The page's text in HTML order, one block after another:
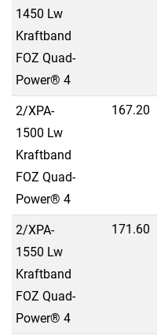
1450 Lw
Kraftband
FOZ Quad-
Power® 4
2/XPA-
1500 Lw
Kraftband
FOZ Quad-
Power® 4
167.20
2/XPA-
1550 Lw
Kraftband
FOZ Quad-
Power® 4
171.60